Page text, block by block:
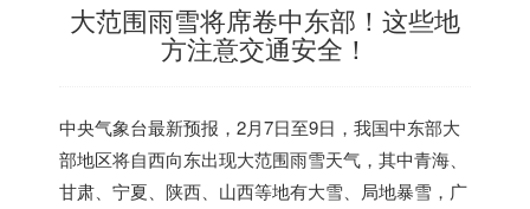
大范围雨雪将席卷中东部！这些地
方注意交通安全！
中央气象台最新预报，2月7日至9日，我国中东部大
部地区将自西向东出现大范围雨雪天气，其中青海、
甘肃、宁夏、陕西、山西等地有大雪、局地暴雪，广